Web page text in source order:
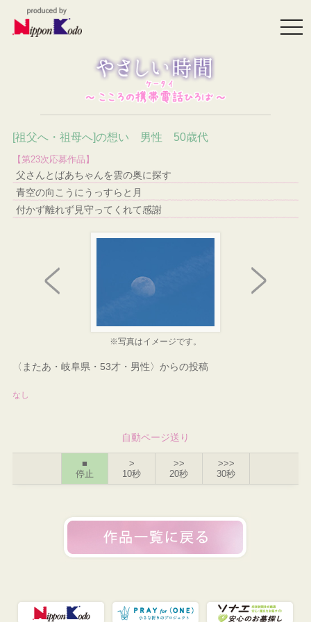
[祖父へ・祖母へ]の想い 男性 50歳代
【第23次応募作品】
父さんとばあちゃんを雲の奥に探す
青空の向こうにうっすらと月
付かず離れず見守ってくれて感謝
※写真はイメージです。
〈またあ・岐阜県・53才・男性〉からの投稿
なし
自動ページ送り
■
停止
>
10秒
>>
20秒
>>>
30秒